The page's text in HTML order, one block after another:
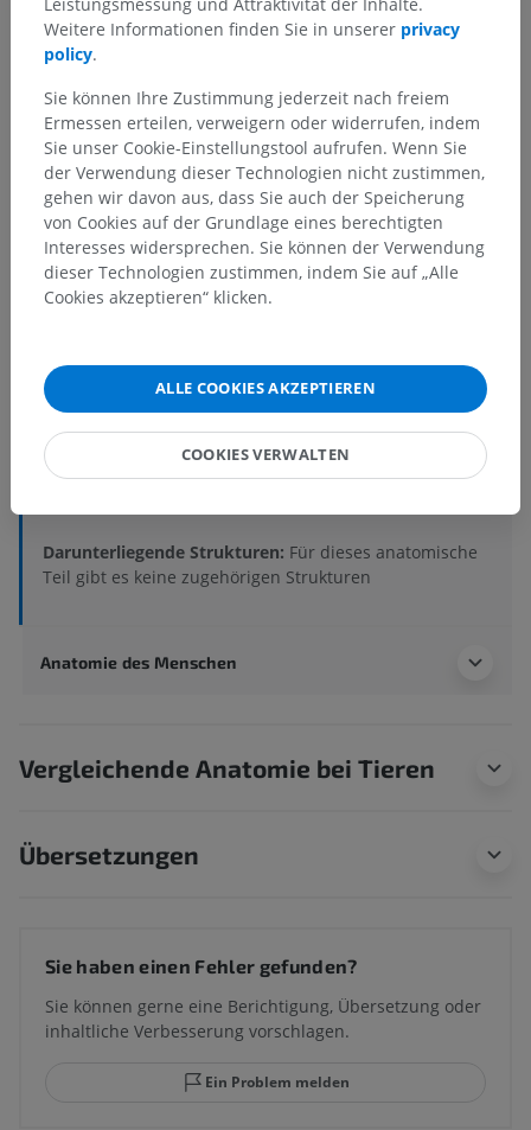
Anatomische Hierarchie
Anatomie des Menschen 1
Systematische Anatomie> Nervensystem
Zentraler Abschnitt; Zentralnervensystem> Gehirn>
Darunterliegende Strukturen: Für dieses anatomische
Teil gibt es keine zugehörigen Strukturen
Anatomie des Menschen
Vergleichende Anatomie bei Tieren
Übersetzungen
Sie haben einen Fehler gefunden?
Sie können gerne eine Berichtigung, Übersetzung oder
inhaltliche Verbesserung vorschlagen.
Ein Problem melden
Leistungsmessung und Attraktivität der Inhalte.
Weitere Informationen finden Sie in unserer privacy
policy.
Sie können Ihre Zustimmung jederzeit nach freiem
Ermessen erteilen, verweigern oder widerrufen, indem
Sie unser Cookie-Einstellungstool aufrufen. Wenn Sie
der Verwendung dieser Technologien nicht zustimmen,
gehen wir davon aus, dass Sie auch der Speicherung
von Cookies auf der Grundlage eines berechtigten
Interesses widersprechen. Sie können der Verwendung
dieser Technologien zustimmen, indem Sie auf „Alle
Cookies akzeptieren“ klicken.
ALLE COOKIES AKZEPTIEREN
COOKIES VERWALTEN